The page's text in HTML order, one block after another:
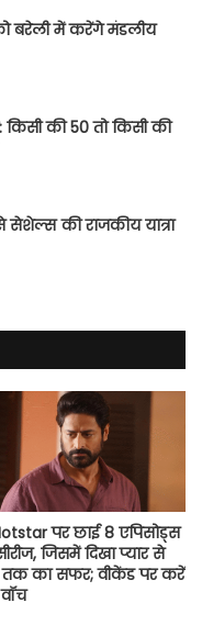
बरेली में करेंगे मंडलीय
किसी की 50 तो किसी की
सेशेल्स की राजकीय यात्रा
पर छाई 8 एपिसोड्स
जिसमें दिखा प्यार से
तक का सफर; वीकेंड पर करें